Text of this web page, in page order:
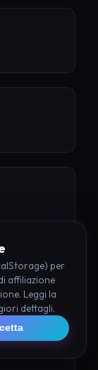
per
affiliazione
Leggi la
dettagli.